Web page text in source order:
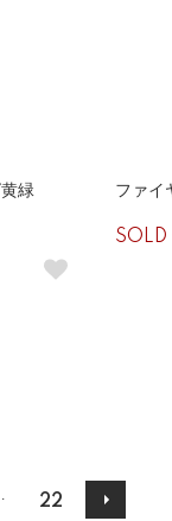
緑 ファイ
SOLD
22